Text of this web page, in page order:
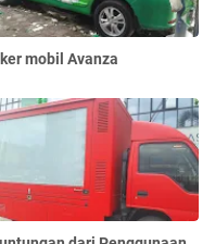
mobil Avanza